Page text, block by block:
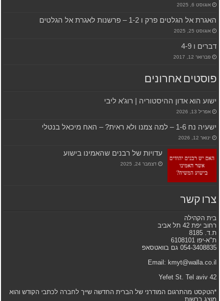
אוגוסט 6, 2025
האגרת אל הגלטים פרק ו 1-2 – פרשנות לאגרת אל הגלטים
אוגוסט 25, 2025
דברים ו 4-9
פברואר 12, 2017
פוסטים אחרונים
ישוע הוא אדון ההיסטוריה | רוג’א ליבי
אפריל 13, 2026
ישעיה נח 1-6 – למה צמנו ולא ראית? – האח מיכאל בנטלי
ינואר 12, 2026
עדויות של רבנים שהאמינו בישוע
דצמבר 24, 2025
צרו קשר
בית הקהילה
רחוב יפת 42 תל אביב
ת.ד. 8185
ת"א-יפו 6108101
054-3408835 גם בוואטסאפ
Email: kmyt@walla.co.il
42 Yefet St. Tel aviv
*הטקסט מהתרגום המודרני של הברית החדשה שייך לחברה לכתבי הקודש והוא
מוצג ברשות.